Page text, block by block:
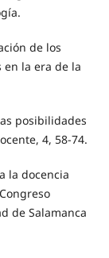
de los
la era de la
posibilidades
4, 58-74.
la docencia
de Salamanca